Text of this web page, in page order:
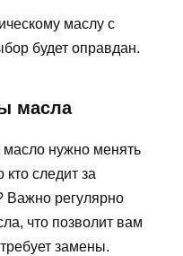
маслу с
будет оправдан.
масла
масло нужно менять
кто следит за
Важно регулярно
что позволит вам
замены.